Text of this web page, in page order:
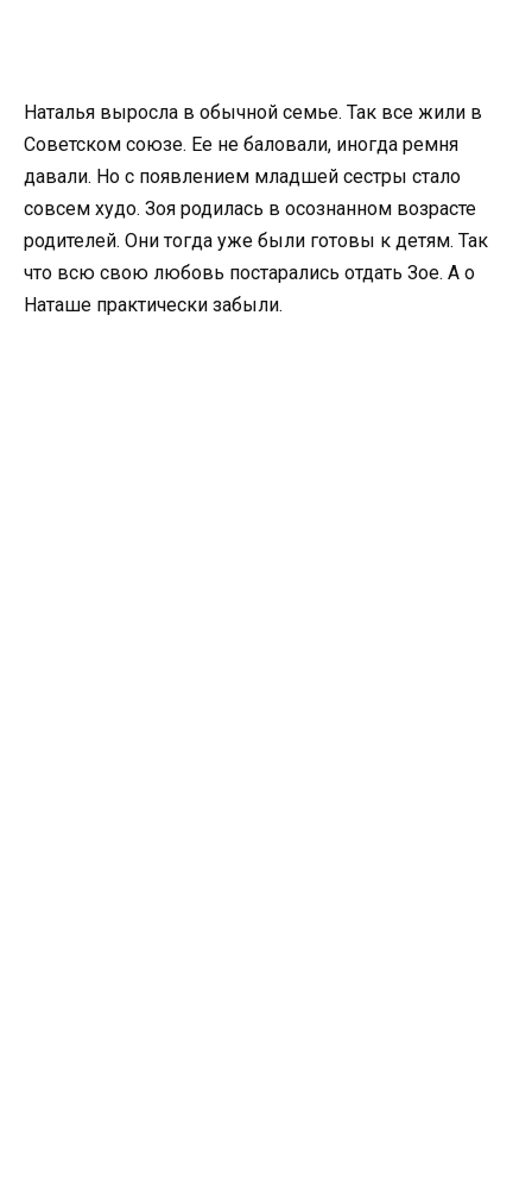
Наталья выросла в обычной семье. Так все жили в
Советском союзе. Ее не баловали, иногда ремня
давали. Но с появлением младшей сестры стало
совсем худо. Зоя родилась в осознанном возрасте
родителей. Они тогда уже были готовы к детям. Так
что всю свою любовь постарались отдать Зое. А о
Наташе практически забыли.